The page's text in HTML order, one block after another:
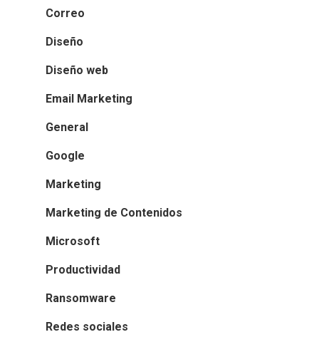
Correo
Diseño
Diseño web
Email Marketing
General
Google
Marketing
Marketing de Contenidos
Microsoft
Productividad
Ransomware
Redes sociales